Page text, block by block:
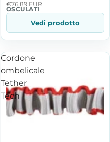
€76,89 EUR
OSCULATI
Vedi prodotto
Cordone
ombelicale
Tether
Tech